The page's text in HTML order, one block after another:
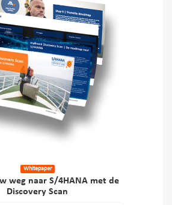
Whitepaper
weg naar S/4HANA met de
Discovery Scan